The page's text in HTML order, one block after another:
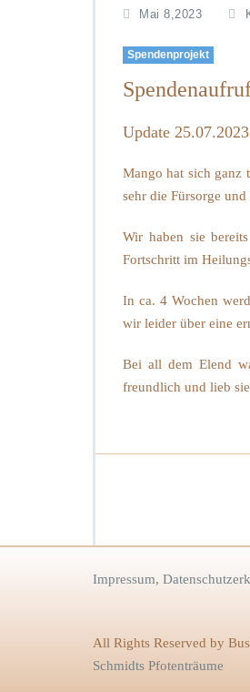
Mai 8,2023
Spendenprojekt
Update 25.07.2023
Mango hat sich ganz
sehr die Fürsorge
Wir haben sie
Fortschritt im
In ca. 4 Wochen
wir leider über eine
Bei all dem Elend
freundlich und lieb
Impressum,
All Rights Reserved by
Schmidts Pfotenträume